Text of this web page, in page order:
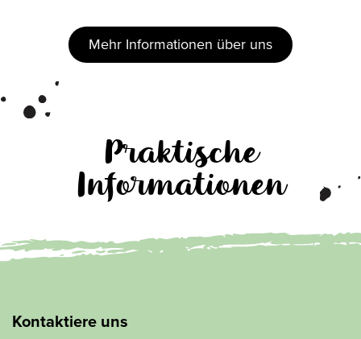
Mehr Informationen über uns
Praktische
Informationen
Kontaktiere uns